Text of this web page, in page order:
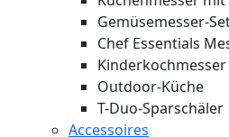
Gemüsemesser-
Chef Essentials
Outdoor-Küche
T-Duo-Sparschäler
Accessoires